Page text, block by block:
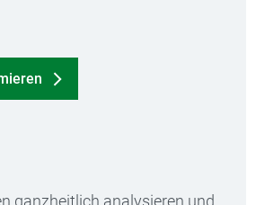
ganzheitlich analysieren und